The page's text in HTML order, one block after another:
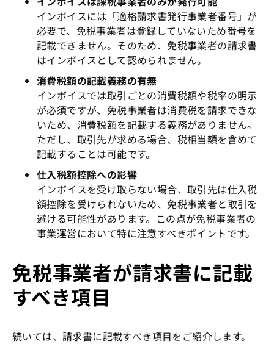
インボイスには「適格請求書発行事業者番号」が
必要で、免税事業者は登録していないため番号を
記載できません。そのため、免税事業者の請求書
はインボイスとして認められません。
消費税額の記載義務の有無
インボイスでは取引ごとの消費税額や税率の明示
が必須ですが、免税事業者は消費税を請求できな
いため、消費税額を記載する義務がありません。
ただし、取引先が求める場合、税相当額を含めて
記載することは可能です。
仕入税額控除への影響
インボイスを受け取らない場合、取引先は仕入税
額控除を受けられないため、免税事業者と取引を
避ける可能性があります。この点が免税事業者の
事業運営において特に注意すべきポイントです。
免税事業者が請求書に記載
すべき項目
続いては、請求書に記載すべき項目をご紹介します。